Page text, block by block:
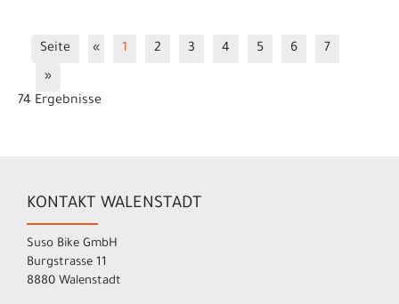
Seite « 1 2 3 4 5 6
7
»
74 Ergebnisse
KONTAKT WALENSTADT
Suso Bike GmbH
Burgstrasse 11
8880 Walenstadt